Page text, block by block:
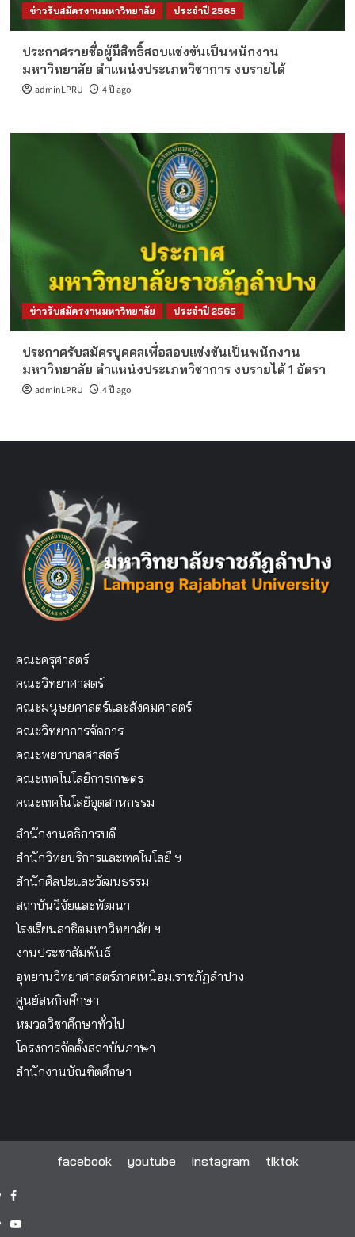
ข่าวรับสมัครงานมหาวิทยาลัย ประจำปี 2565
ประกาศรายชื่อผู้มีสิทธิ์สอบแข่งขันเป็นพนักงาน
มหาวิทยาลัย ตำแหน่งประเภทวิชาการ งบรายได้
adminLPRU 4 ปี ago
ข่าวรับสมัครงานมหาวิทยาลัย ประจำปี 2565
ประกาศรับสมัครบุคคลเพื่อสอบแข่งขันเป็นพนักงาน
มหาวิทยาลัย ตำแหน่งประเภทวิชาการ งบรายได้ 1 อัตรา
adminLPRU 4 ปี ago
คณะครุศาสตร์
คณะวิทยาศาสตร์
คณะมนุษยศาสตร์และสังคมศาสตร์
คณะวิทยาการจัดการ
คณะพยาบาลศาสตร์
คณะเทคโนโลยีการเกษตร
คณะเทคโนโลยีอุตสาหกรรม
สำนักงานอธิการบดี
สำนักวิทยบริการและเทคโนโลยี ฯ
สำนักศิลปะและวัฒนธรรม
สถาบันวิจัยและพัฒนา
โรงเรียนสาธิตมหาวิทยาลัย ฯ
งานประชาสัมพันธ์
อุทยานวิทยาศาสตร์ภาคเหนือม.ราชภัฏลำปาง
ศูนย์สหกิจศึกษา
หมวดวิชาศึกษาทั่วไป
โครงการจัดตั้งสถาบันภาษา
สำนักงานบัณฑิตศึกษา
facebook youtube instagram tiktok
facebook
youtube